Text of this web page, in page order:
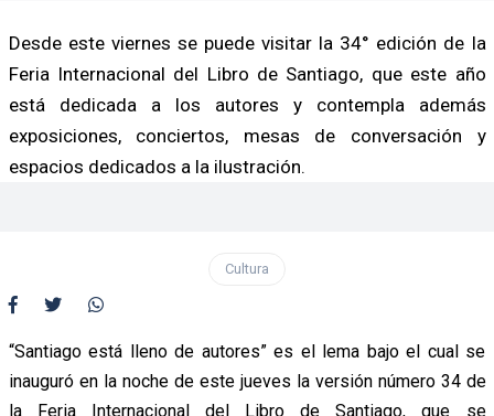
Desde este viernes se puede visitar la 34° edición de la
Feria Internacional del Libro de Santiago, que este año
está dedicada a los autores y contempla además
exposiciones, conciertos, mesas de conversación y
espacios dedicados a la ilustración.
Cultura
“Santiago está lleno de autores” es el lema bajo el cual se
inauguró en la noche de este jueves la versión número 34 de
la Feria Internacional del Libro de Santiago, que se